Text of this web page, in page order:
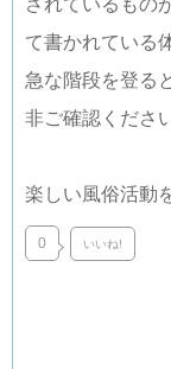
されているもの
て書かれている
急な階段を登る
非ご確認くださ
楽しい風俗活動
0 いいね!